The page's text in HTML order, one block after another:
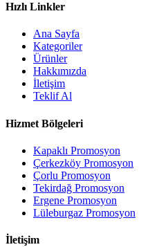
Hızlı Linkler
Ana Sayfa
Kategoriler
Ürünler
Hakkımızda
İletişim
Teklif Al
Hizmet Bölgeleri
Kapaklı Promosyon
Çerkezköy Promosyon
Çorlu Promosyon
Tekirdağ Promosyon
Ergene Promosyon
Lüleburgaz Promosyon
İletişim